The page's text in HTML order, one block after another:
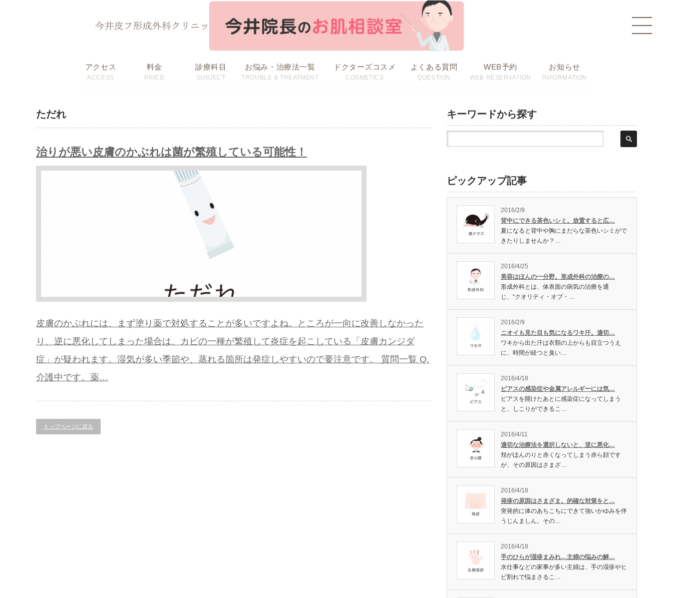
アクセス
ACCESS
料金
PRICE
診療科目
SUBJECT
お悩み・治療法一覧
TROUBLE & TREATMENT
ドクターズコスメ
COSMETICS
よくある質問
QUESTION
WEB予約
WEB RESERVATION
お知らせ
INFORMATION
toggle
ただれ
治りが悪い皮膚のかぶれは菌が繁殖している可能性！
皮膚のかぶれには、まず塗り薬で対処することが多いですよね。ところが一向に改善しなかった
り、逆に悪化してしまった場合は、カビの一種が繁殖して炎症を起こしている「皮膚カンジダ
症」が疑われます。湿気が多い季節や、蒸れる箇所は発症しやすいので要注意です。 質問一覧 Q.
介護中です。薬…
トップページに戻る
キーワードから探す
ピックアップ記事
2016/2/9
背中にできる茶色いシミ。放置すると広…
夏になると背中や胸にまだらな茶色いシミがで
きたりしませんか？…
2016/4/25
美容はほんの一分野。形成外科の治療の…
形成外科とは、体表面の病気の治療を通
じ、“クオリティ・オブ・…
2016/2/9
ニオイも見た目も気になるワキ汗。適切…
ワキから出た汗は衣類の上からも目立つうえ
に、時間が経つと臭い…
2016/4/18
ピアスの感染症や金属アレルギーには気…
ピアスを開けたあとに感染症になってしまう
と、しこりができるこ…
2016/4/11
適切な治療法を選択しないと、逆に悪化…
頬がほんのりと赤くなってしまう赤ら顔です
が、その原因はさまざ…
2016/4/18
発疹の原因はさまざま。的確な対策をと…
突発的に体のあちこちにできて強いかゆみを伴
うじんましん。その…
2016/4/18
手のひらが湿疹まみれ…主婦の悩みの解…
水仕事などの家事が多い主婦は、手の湿疹やヒ
ビ割れで悩まさるこ…